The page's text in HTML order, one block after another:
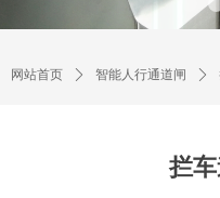
网站首页 ꄲ 智能人行通道闸 ꄲ
拦